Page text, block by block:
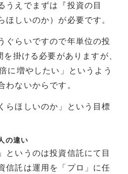
うえでまずは『投資の目
しいのか）が必要です。
ぐらいですので年単位の投
掛ける必要がありますが、
に増やしたい」というよう
ないからです。
らほしいのか」という目標
の違い
というのは投資信託にて目
信託は運用を「プロ」に任